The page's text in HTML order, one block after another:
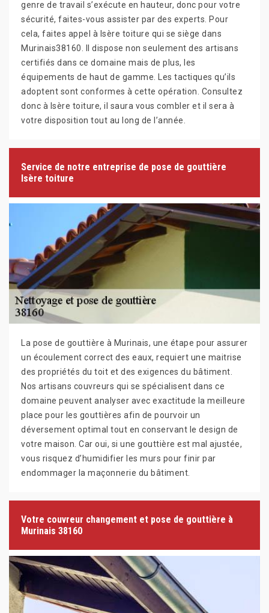
genre de travail s’exécute en hauteur, donc pour votre
sécurité, faites-vous assister par des experts. Pour
cela, faites appel à Isère toiture qui se siège dans
Murinais38160. Il dispose non seulement des artisans
certifiés dans ce domaine mais de plus, les
équipements de haut de gamme. Les tactiques qu’ils
adoptent sont conformes à cette opération. Consultez
donc à Isère toiture, il saura vous combler et il sera à
votre disposition tout au long de l’année.
Service de notre entreprise de pose de gouttière
Isère toiture
La pose de gouttière à Murinais, une étape pour assurer
un écoulement correct des eaux, requiert une maitrise
des propriétés du toit et des exigences du bâtiment.
Nos artisans couvreurs qui se spécialisent dans ce
domaine peuvent analyser avec exactitude la meilleure
place pour les gouttières afin de pourvoir un
déversement optimal tout en conservant le design de
votre maison. Car oui, si une gouttière est mal ajustée,
vous risquez d’humidifier les murs pour finir par
endommager la maçonnerie du bâtiment.
Votre couvreur changement et pose de gouttière à
Murinais 38160